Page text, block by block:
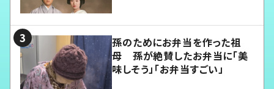
孫のためにお弁当を作った祖
母 孫が絶賛したお弁当に「美
味しそう」「お弁当すごい」